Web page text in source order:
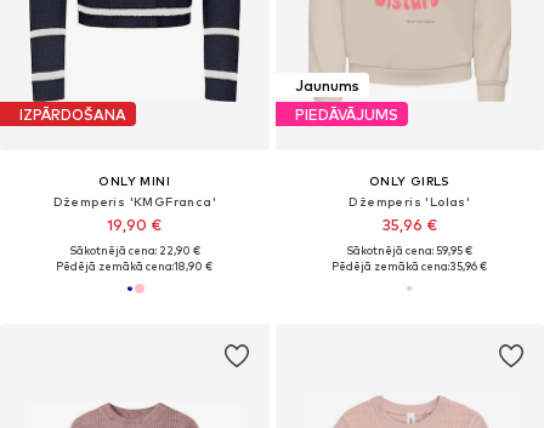
IZPĀRDOŠANA
ONLY MINI
Džemperis 'KMGFranca'
19,90 €
Sākotnējā cena: 22,90 €
Pēdējā zemākā cena:18,90 €
Jaunums
PIEDĀVĀJUMS
ONLY GIRLS
Džemperis 'Lolas'
35,96 €
Sākotnējā cena: 59,95 €
Pēdējā zemākā cena:35,96 €